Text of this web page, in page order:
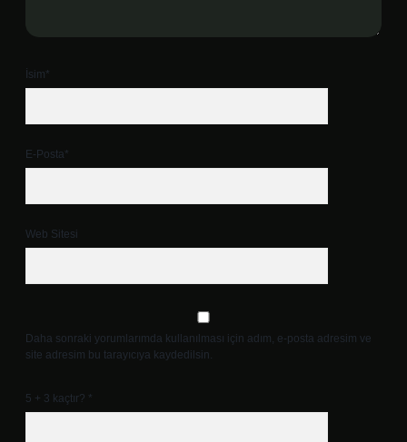
İsim*
E-Posta*
Web Sitesi
Daha sonraki yorumlarımda kullanılması için adım, e-posta adresim ve
site adresim bu tarayıcıya kaydedilsin.
5 + 3 kaçtır? *